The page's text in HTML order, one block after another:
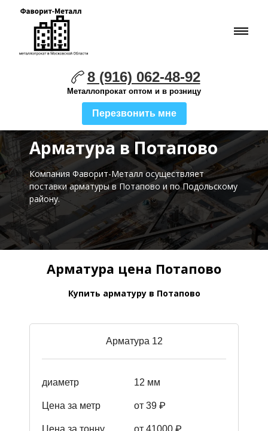
8 (916) 062-48-92
Металлопрокат оптом и в розницу
Перезвонить мне
Арматура в Потапово
Компания Фаворит-Металл осуществляет
поставкиарматуры в Потапово и по Подольскому
району.
Арматура цена Потапово
Купить арматуру в Потапово
Арматура 12
диаметр 12 мм
Цена за метр от 39 ₽
Цена за тонну